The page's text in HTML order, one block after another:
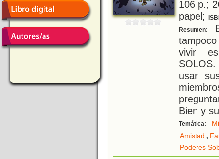
106 p.;
papel;
Resumen:
vivir es
usar
Bien y
Temática:
Amistad ,
Poderes